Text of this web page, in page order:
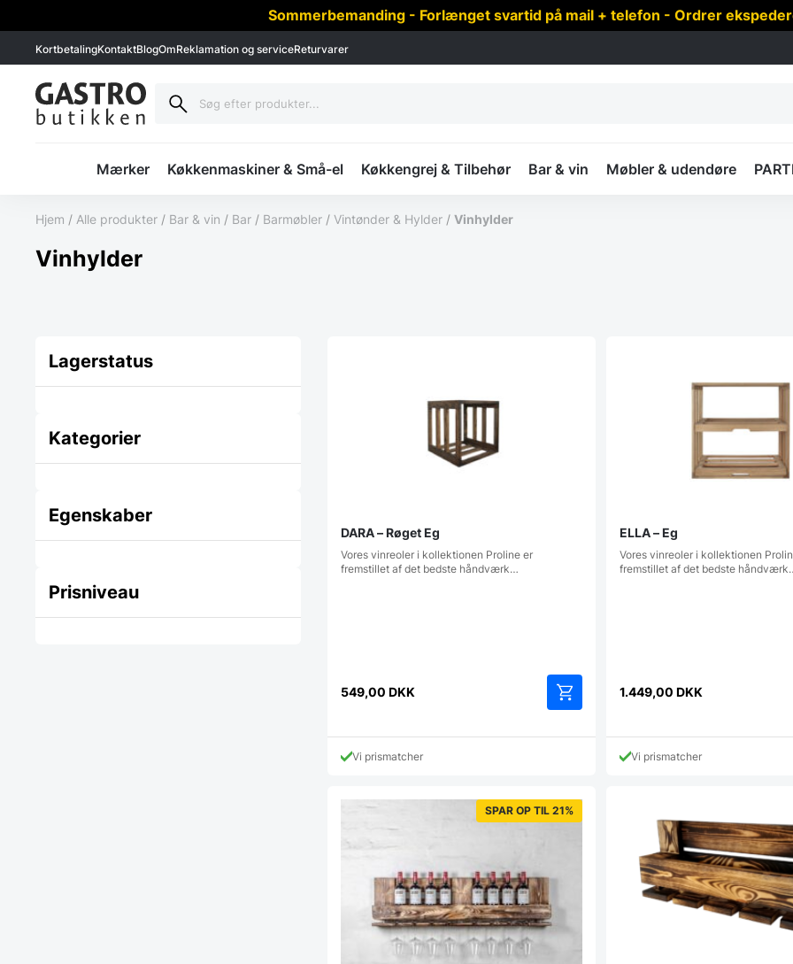
Sommerbemanding - Forlænget svartid på mail + telefon - Ordrer
KortbetalingKontaktBlogOmReklamation og serviceReturvarer
Mærker Køkkenmaskiner & Små-el Køkkengrej & Tilbehør Bar & vin Møbler & udendøre
Hjem / Alle produkter / Bar & vin / Bar / Barmøbler / Vintønder & Hylder / Vinhylder
Vinhylder
Lagerstatus
Kategorier
Egenskaber
Prisniveau
DARA – Røget Eg
Vores vinreoler i kollektionen Proline er
fremstillet af det bedste håndværk…
549,00 DKK
Vi prismatcher
ELLA – Eg
Vores vinreoler i kollektionen
fremstillet af det bedste
1.449,00DKK
Vi prismatcher
SPAR OP TIL 21%